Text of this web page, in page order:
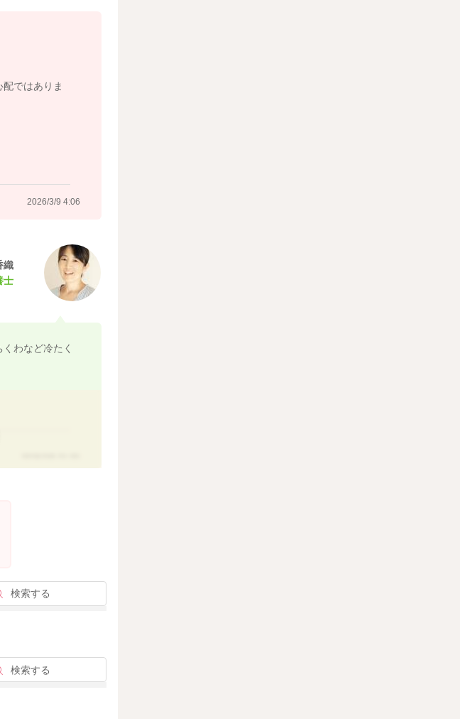
するのもどう
ではありま
2026/3/9 4:06
織
士
わなど冷たく
検索する
検索する